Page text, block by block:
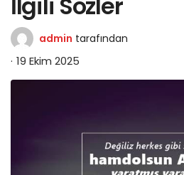
admin tarafından
19 Ekim 2025